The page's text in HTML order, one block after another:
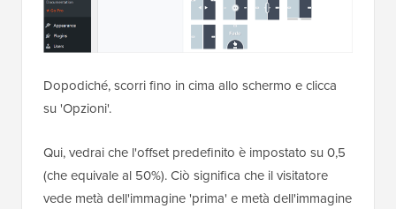
Dopodiché, scorri fino in cima allo schermo e clicca
su 'Opzioni'.
Qui, vedrai che l'offset predefinito è impostato su 0,5
(che equivale al 50%). Ciò significa che il visitatore
vede metà dell'immagine 'prima' e metà dell'immagine